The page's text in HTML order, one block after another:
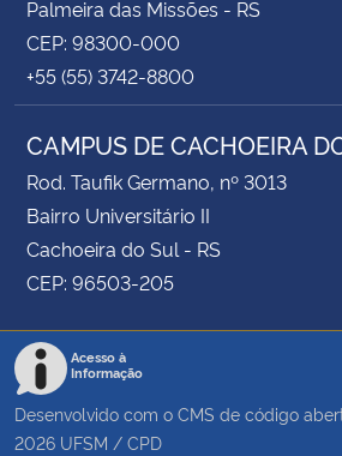
Palmeira das Missões - RS
CEP: 98300-000
+55 (55) 3742-8800
CAMPUS DE CACHOEIRA
Rod. Taufik Germano, nº 3013
Bairro Universitário II
Cachoeira do Sul - RS
CEP: 96503-205
Acesso à
Informação
Desenvolvido com o CMS de código
2026 UFSM / CPD